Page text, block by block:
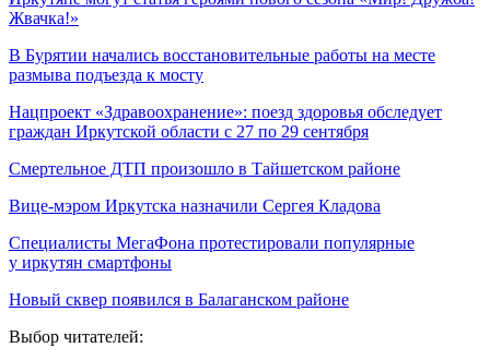
Жвачка!»
В Бурятии начались восстановительные работы на месте
размыва подъезда к мосту
Нацпроект «Здравоохранение»: поезд здоровья обследует
граждан Иркутской области с 27 по 29 сентября
Смертельное ДТП произошло в Тайшетском районе
Вице-мэром Иркутска назначили Сергея Кладова
Специалисты МегаФона протестировали популярные
у иркутян смартфоны
Новый сквер появился в Балаганском районе
Выбор читателей: